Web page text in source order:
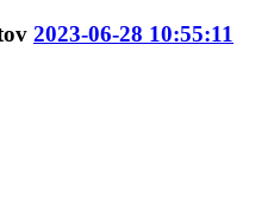
2023-06-28 10:55:11